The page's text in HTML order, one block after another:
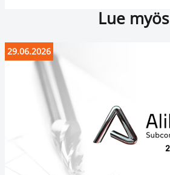
Lue myös
29.06.2026